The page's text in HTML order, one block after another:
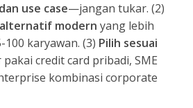
use case—jangan tukar. (2)
modern yang lebih
karyawan. (3) Pilih sesuai
credit card pribadi, SME
kombinasi corporate